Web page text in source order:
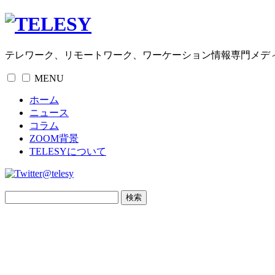
テレワーク、リモートワーク、ワーケーション情報専門メデ
MENU
ホーム
ニュース
コラム
ZOOM背景
TELESYについて
@telesy